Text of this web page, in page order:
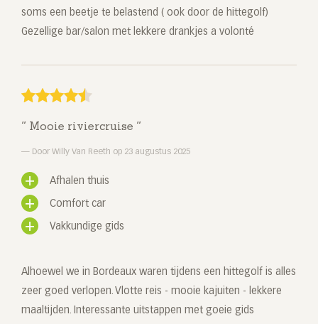
soms een beetje te belastend ( ook door de hittegolf)
Gezellige bar/salon met lekkere drankjes a volonté
Mooie riviercruise
Door Willy Van Reeth op 23 augustus 2025
Afhalen thuis
Comfort car
Vakkundige gids
Alhoewel we in Bordeaux waren tijdens een hittegolf is alles
zeer goed verlopen. Vlotte reis - mooie kajuiten - lekkere
maaltijden. Interessante uitstappen met goeie gids